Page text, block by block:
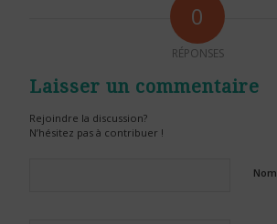
0
RÉPONSES
Laisser un commentaire
Rejoindre la discussion?
N’hésitez pas à contribuer !
Nom